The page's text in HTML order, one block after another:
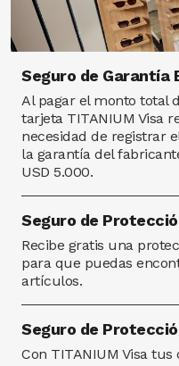
Seguro de Garantía
Al pagar el monto total
tarjeta TITANIUM Visa
necesidad de registrar
la garantía del
USD 5.000.
Seguro de
Recibe gratis una
para que puedas
artículos.
Seguro de
Con TITANIUM Visa